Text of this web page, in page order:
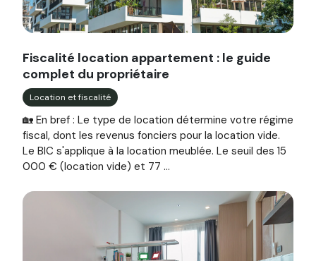
Image illustrant l'article "Fiscalité location appartement
Fiscalité location appartement : le guide
complet du propriétaire
Location et fiscalité
🏡 En bref : Le type de location détermine votre régime
fiscal, dont les revenus fonciers pour la location vide.
Le BIC s'applique à la location meublée. Le seuil des 15
000 € (location vide) et 77 ...